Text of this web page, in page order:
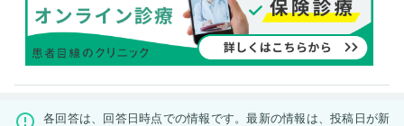
各回答は、回答日時点での情報です。最新の情報は、投稿日が新